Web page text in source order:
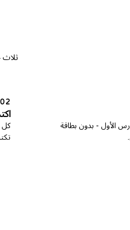
الأول - بدون بطاقة
02
كل